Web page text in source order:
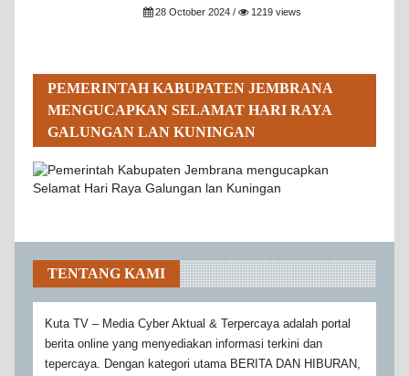
28 October 2024 / 1219 views
PEMERINTAH KABUPATEN JEMBRANA
MENGUCAPKAN SELAMAT HARI RAYA
GALUNGAN LAN KUNINGAN
TENTANG KAMI
Kuta TV – Media Cyber Aktual & Terpercaya adalah portal
berita online yang menyediakan informasi terkini dan
tepercaya. Dengan kategori utama BERITA DAN HIBURAN,